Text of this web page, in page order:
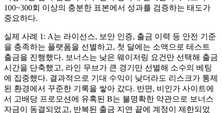
100~300회 이상의 충분한 표본에서 성과를 검증하는 태도가
중요하다.
실제 사례 1: A는 라이선스, 보안 인증, 출금 이력 등 안전 기준
을 충족하는 플랫폼을 선별하고, 첫 달에는 소액으로 테스트
출금을 진행했다. 보너스는 낮은 웨이저링 요건만 선택해 출금
시간을 단축했고, 라인 무브가 큰 경기만 선별해 소수의 베팅
에 집중했다. 결과적으로 기대 수익이 낮더라도 리스크가 통제
된 환경에서 꾸준한 기록을 쌓아 갔다. 반면, 비인가 사이트에
서 고배당 프로모션에 유혹된 B는 불명확한 약관으로 보너스
자금이 동결되었고, 반복된 출금 지연 끝에 계정이 제한되었